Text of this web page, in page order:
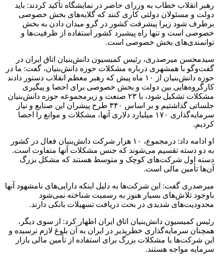
رهبر انقلاب خطاب به وزرای حاضر در نمایشگاه تأکید کردند: باید
دولت و مسئولان دولتی کاری کنند که گلایه‌های بخش خصوصی
برطرف شود زیرا پیشرفت کشور در گرو میدان دادن به بخش
خصوصی است و تنها راه پیشبرد کشور استفاده از ظرفیت‌ها و
توانمندی‌های بخش خصوصی است.
سیدمحسن میرصدری، رئیس کمیسیون دانش‌بنیان اتاق ایران در
گفت‌وگو با همشهری درباره مشکلات حوزه دانش‌بنیان، گفت: ما در
حوزه دانش‌بنیان از ۱۰ ماه پیش که رهبر معظم انقلاب دستور دادند
کارگروه‌هایی بین دولت و بخش خصوصی برای احصا و پیگیری
مشکلات تشکیل شود، با ۲۳ صنعت و زیرمجموعه حوزه دانش‌بنیان
جلساتی گذاشتیم و بر اساس ۳۴۰ طرح پیشران این صنایع و نیاز
سرمایه‌گذاری ۱۷۰ میلیارد دلاری آنها، مشکلات و موانع را احصا
کردیم.
او ادامه داد: درمجموع، ۱۰ هزار شرکت دانش‌بنیان فعال در کشور
به دو دسته تقسیم می‌شوند که جنس مشکلات آنها متفاوت است.
دسته اول شرکت‌های کوچک و متوسط هستند که مشکل بزرگ
آن‌ها تأمین مالی است.
میرصدری گفت: این شرکت‌ها به دلیل اینکه دارایی‌های نامشهود آنها
باوجود تلاش‌های بسیار هنوز به رسمیت شناخته نمی‌شود
محدودیت‌های شدیدی در بحث دریافت تسهیلات بانکی دارند.
رئیس کمیسیون دانش‌بنیان اتاق ایران اظهار کرد: از سوی دیگر،
همچنان سرمایه‌گذاری خطرپذیر در ایران به آن بلوغ لازم نرسیده و
این شرکت‌ها با مشکلات بزرگ برای استفاده از تأمین مالی بازار
سرمایه مواجه هستند.